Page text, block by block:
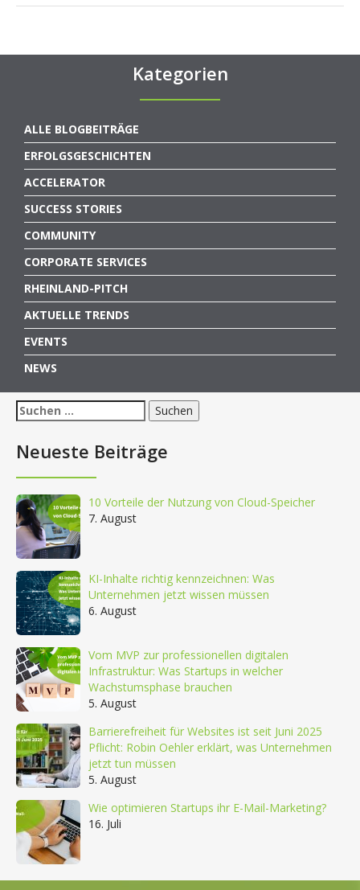
Kategorien
ALLE BLOGBEITRÄGE
ERFOLGSGESCHICHTEN
ACCELERATOR
SUCCESS STORIES
COMMUNITY
CORPORATE SERVICES
RHEINLAND-PITCH
AKTUELLE TRENDS
EVENTS
NEWS
Suchen
nach:
Neueste Beiträge
10 Vorteile der Nutzung von Cloud-Speicher
7. August
KI-Inhalte richtig kennzeichnen: Was
Unternehmen jetzt wissen müssen
6. August
Vom MVP zur professionellen digitalen
Infrastruktur: Was Startups in welcher
Wachstumsphase brauchen
5. August
Barrierefreiheit für Websites ist seit Juni 2025
Pflicht: Robin Oehler erklärt, was Unternehmen
jetzt tun müssen
5. August
Wie optimieren Startups ihr E-Mail-Marketing?
16. Juli